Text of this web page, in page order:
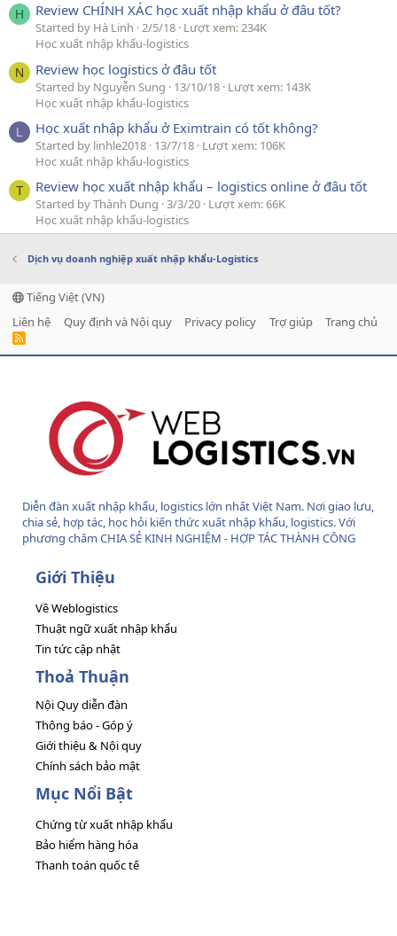
H Review CHÍNH XÁC học xuất nhập khẩu ở đâu tốt?
Started by Hà Linh 2/5/18 Lượt xem: 234K
Học xuất nhập khẩu-logistics
N Review học logistics ở đâu tốt
Started by Nguyễn Sung 13/10/18 Lượt xem: 143K
Học xuất nhập khẩu-logistics
L Học xuất nhập khẩu ở Eximtrain có tốt không?
Started by linhle2018 13/7/18 Lượt xem: 106K
Học xuất nhập khẩu-logistics
T Review học xuất nhập khẩu – logistics online ở đâu tốt
Started by Thành Dung 3/3/20 Lượt xem: 66K
Học xuất nhập khẩu-logistics
Dịch vụ doanh nghiệp xuất nhập khẩu-Logistics
Tiếng Việt (VN)
Liên hệ
Quy định và Nội quy Privacy policy Trợ giúp Trang chủ
R
Diễn đàn xuất nhập khẩu, logistics lớn nhất Việt Nam. Nơi giao lưu,
chia sẻ, hợp tác, học hỏi kiến thức xuất nhập khẩu, logistics. Với
phương châm CHIA SẺ KINH NGHIỆM - HỢP TÁC THÀNH CÔNG
Giới Thiệu
Về Weblogistics
Thuật ngữ xuất nhập khẩu
Tin tức cập nhật
Thoả Thuận
Nội Quy diễn đàn
Thông báo - Góp ý
Giới thiệu & Nội quy
Chính sách bảo mật
Mục Nổi Bật
Chứng từ xuất nhập khẩu
Bảo hiểm hàng hóa
Thanh toán quốc tế